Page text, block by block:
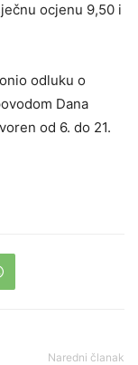
ocjenu 9,50 i
odluku o
Dana
od 6. do 21.
Naredni članak